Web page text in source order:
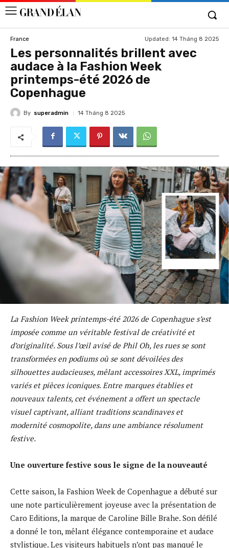
France Updated: 14 Tháng 8 2025
Les personnalités brillent avec
audace à la Fashion Week
printemps-été 2026 de
Copenhague
By superadmin 14 Tháng 8 2025
La Fashion Week printemps-été 2026 de Copenhague s’est
imposée comme un véritable festival de créativité et
d’originalité. Sous l’œil avisé de Phil Oh, les rues se sont
transformées en podiums où se sont dévoilées des
silhouettes audacieuses, mêlant accessoires XXL, imprimés
variés et pièces iconiques. Entre marques établies et
nouveaux talents, cet événement a offert un spectacle
visuel captivant, alliant traditions scandinaves et
modernité cosmopolite, dans une ambiance résolument
festive.
Une ouverture festive sous le signe de la nouveauté
Cette saison, la Fashion Week de Copenhague a débuté sur
une note particulièrement joyeuse avec la présentation de
Caro Editions, la marque de Caroline Bille Brahe. Son défilé
a donné le ton, mêlant élégance contemporaine et audace
stylistique. Les visiteurs habituels n’ont pas manqué le